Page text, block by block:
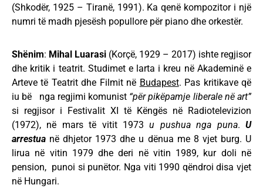
(Shkodër, 1925 – Tiranë, 1991). Ka qenë kompozitor i një
numri të madh pjesësh popullore për piano dhe orkestër.
Shënim: Mihal Luarasi (Korçë, 1929 – 2017) ishte regjisor
dhe kritik i teatrit. Studimet e larta i kreu në Akademinë e
Arteve të Teatrit dhe Filmit në Budapest. Pas kritikave që
iu bë nga regjimi komunist “për pikëpamje liberale në art”
si regjisor i Festivalit XI të Këngës në Radiotelevizion
(1972), në mars të vitit 1973u pushua nga puna.U
arrestua në dhjetor 1973 dhe u dënua me 8 vjet burg. U
lirua në vitin 1979 dhe deri në vitin 1989, kur doli në
pension, punoi si punëtor. Nga viti 1990 qëndroi disa vjet
në Hungari.